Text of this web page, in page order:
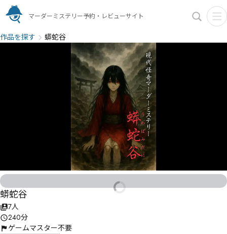
マーダーミステリー予約・レビューサイト
作品を探す 蟒蛇谷
蟒蛇谷
7人
240分
ゲームマスター不要